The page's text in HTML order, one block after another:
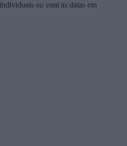
ou com as datas em